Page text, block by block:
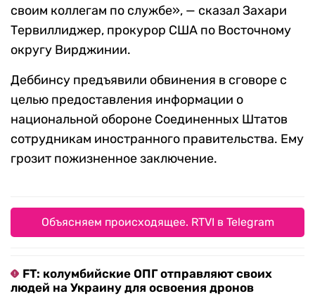
своим коллегам по службе», — сказал Захари
Тервиллиджер, прокурор США по Восточному
округу Вирджинии.
Деббинсу предъявили обвинения в сговоре с
целью предоставления информации о
национальной обороне Соединенных Штатов
сотрудникам иностранного правительства. Ему
грозит пожизненное заключение.
Объясняем происходящее. RTVI в Telegram
FT: колумбийские ОПГ отправляют своих
людей на Украину для освоения дронов